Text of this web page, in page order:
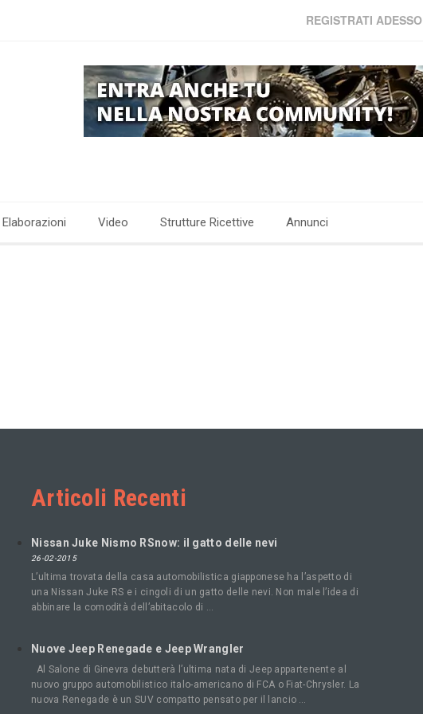
REGISTRATI ADESSO
Elaborazioni Video Strutture Ricettive Annunci
Articoli Recenti
Nissan Juke Nismo RSnow: il gatto delle nevi
26-02-2015
L’ultima trovata della casa automobilistica giapponese ha l’aspetto di
una Nissan Juke RS e i cingoli di un gatto delle nevi. Non male l’idea di
abbinare la comodità dell’abitacolo di …
Nuove Jeep Renegade e Jeep Wrangler
Al Salone di Ginevra debutterà l’ultima nata di Jeep appartenente al
nuovo gruppo automobilistico italo-americano di FCA o Fiat-Chrysler. La
nuova Renegade è un SUV compatto pensato per il lancio …